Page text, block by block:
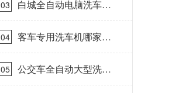
03
白城全自动电脑洗车
机-ADV防冻冬季正常
使用[隆茂鑫晟]
04
客车专用洗车机哪家的
好[隆茂鑫晟]
05
公交车全自动大型洗车
机什么价钱[隆茂鑫晟]